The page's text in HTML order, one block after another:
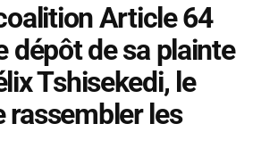
Article 64
dépôt de sa plainte
Tshisekedi, le
rassembler les